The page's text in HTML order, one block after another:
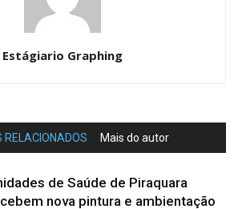
Estágiario Graphing
RELACIONADOS Mais do autor
de Saúde de Piraquara
nova pintura e ambientação